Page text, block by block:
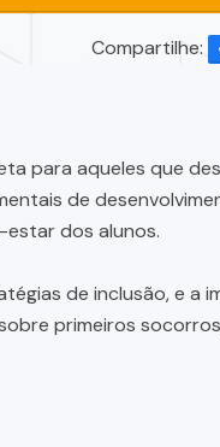
Compartilhe:
para aqueles que
de
estar dos alunos.
de inclusão, e a
primeiros